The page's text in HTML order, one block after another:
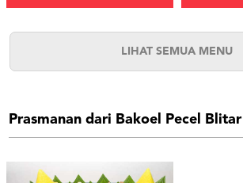
LIHAT SEMUA MENU
Prasmanan dari Bakoel Pecel Blitar